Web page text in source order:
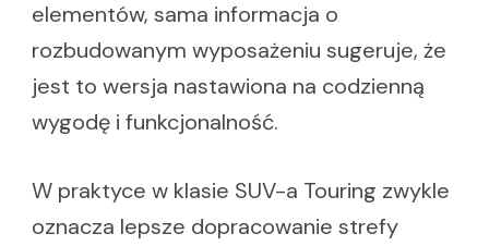
elementów, sama informacja o
rozbudowanym wyposażeniu sugeruje, że
jest to wersja nastawiona na codzienną
wygodę i funkcjonalność.
W praktyce w klasie SUV-a Touring zwykle
oznacza lepsze dopracowanie strefy